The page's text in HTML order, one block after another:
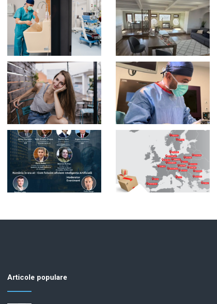
Articole populare